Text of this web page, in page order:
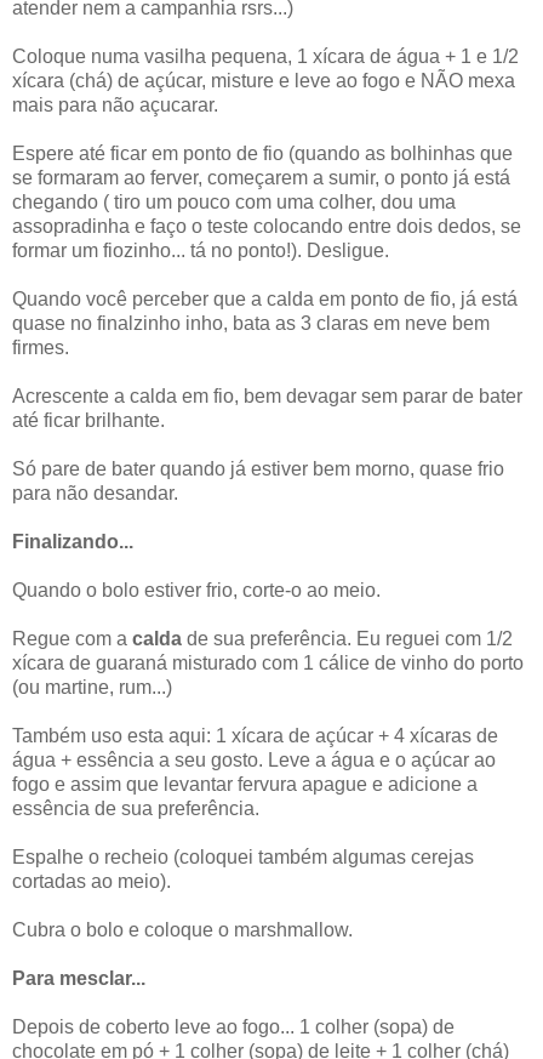
atender nem a campanhia rsrs...)
Coloque numa vasilha pequena, 1 xícara de água + 1 e 1/2
xícara (chá) de açúcar, misture e leve ao fogo e NÃO mexa
mais para não açucarar.
Espere até ficar em ponto de fio (quando as bolhinhas que
se formaram ao ferver, começarem a sumir, o ponto já está
chegando ( tiro um pouco com uma colher, dou uma
assopradinha e faço o teste colocando entre dois dedos, se
formar um fiozinho... tá no ponto!). Desligue.
Quando você perceber que a calda em ponto de fio, já está
quase no finalzinho inho, bata as 3 claras em neve bem
firmes.
Acrescente a calda em fio, bem devagar sem parar de bater
até ficar brilhante.
Só pare de bater quando já estiver bem morno, quase frio
para não desandar.
Finalizando...
Quando o bolo estiver frio, corte-o ao meio.
Regue com a calda de sua preferência. Eu reguei com 1/2
xícara de guaraná misturado com 1 cálice de vinho do porto
(ou martine, rum...)
Também uso esta aqui: 1 xícara de açúcar + 4 xícaras de
água + essência a seu gosto. Leve a água e o açúcar ao
fogo e assim que levantar fervura apague e adicione a
essência de sua preferência.
Espalhe o recheio (coloquei também algumas cerejas
cortadas ao meio).
Cubra o bolo e coloque o marshmallow.
Para mesclar...
Depois de coberto leve ao fogo... 1 colher (sopa) de
chocolate em pó + 1 colher (sopa) de leite + 1 colher (chá)